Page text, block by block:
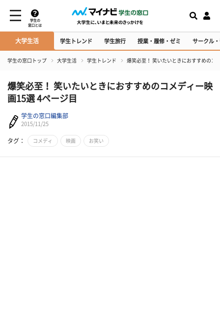
学生の
窓口とは
大学生活 学生トレンド 学生旅行 授業・履修・ゼミ サークル
学生の窓口トップ 大学生活 学生トレンド 爆笑必至！ 笑いたいときにおすすめのコ
爆笑必至！ 笑いたいときにおすすめのコメディー映
画15選 4ページ目
学生の窓口編集部
2015/11/25
タグ： コメディ 映画 お笑い